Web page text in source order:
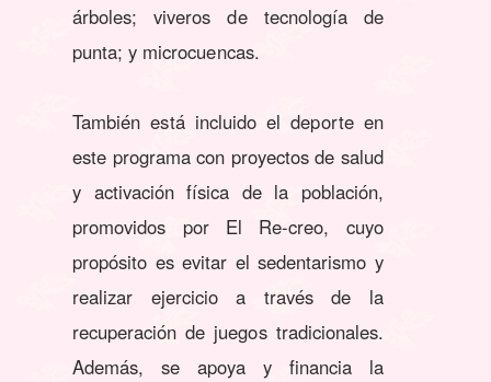
árboles; viveros de tecnología de
punta; y microcuencas.
También está incluido el deporte en
este programa con proyectos de salud
y activación física de la población,
promovidos por El Re-creo, cuyo
propósito es evitar el sedentarismo y
realizar ejercicio a través de la
recuperación de juegos tradicionales.
Además, se apoya y financia la